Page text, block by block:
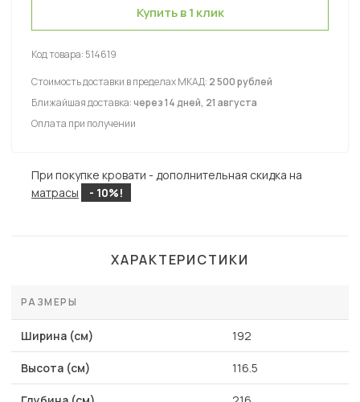
Купить в 1 клик
Код товара: 514619
Стоимость доставки в пределах МКАД: 2 500 рублей
Ближайшая доставка:через 14 дней, 21 августа
Оплата при получении
При покупке кровати - дополнительная скидка на
матрасы
- 10%!
ХАРАКТЕРИСТИКИ
РАЗМЕРЫ
Ширина (см) 192
Высота (см) 116.5